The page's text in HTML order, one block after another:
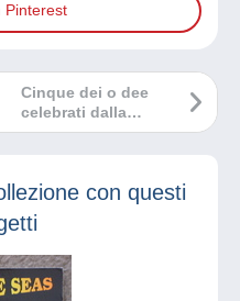
Pinterest
Cinque dei o dee
celebrati dalla
filatelia
con questi